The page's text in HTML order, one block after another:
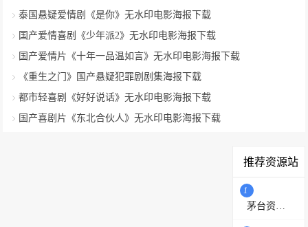
泰国悬疑爱情剧《是你》无水印电影海报下载
国产爱情喜剧《少年派2》无水印电影海报下载
国产爱情片《十年一品温如言》无水印电影海报下载
《重生之门》国产悬疑犯罪剧剧集海报下载
都市轻喜剧《好好说话》无水印电影海报下载
国产喜剧片《东北合伙人》无水印电影海报下载
推荐资源站
1